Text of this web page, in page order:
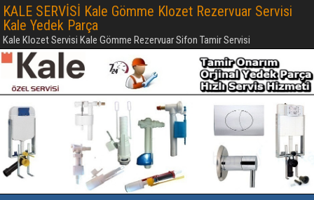
KALE SERVİSİ Kale Gömme Klozet Rezervuar Servisi
Kale Yedek Parça
Kale Klozet Servisi Kale Gömme Rezervuar Sifon Tamir Servisi